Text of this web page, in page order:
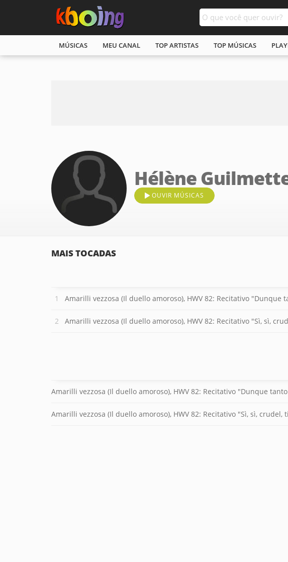
MÚSICAS MEU CANAL TOP ARTISTAS TOP MÚSICAS
Hélène
OUVIR MÚSICAS
MAIS TOCADAS
Amarilli vezzosa (Il duello amoroso), HWV 82: Recitativo "Dunque tanto
Amarilli vezzosa (Il duello amoroso), HWV 82: Recitativo "Sì, sì, crudel, ti